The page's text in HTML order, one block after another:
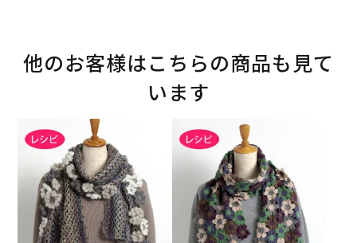
他のお客様はこちらの商品も見て
います